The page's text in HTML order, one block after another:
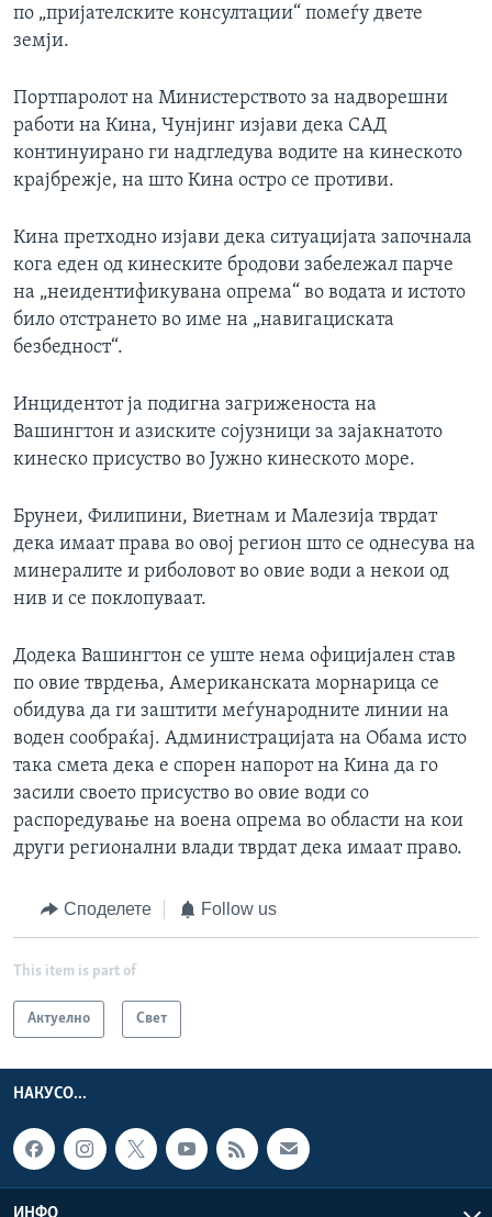
по „пријателските консултации“ помеѓу двете
земји.
Портпаролот на Министерството за надворешни
работи на Кина, Чунјинг изјави дека САД
континуирано ги надгледува водите на кинеското
крајбрежје, на што Кина остро се противи.
Кина претходно изјави дека ситуацијата започнала
кога еден од кинеските бродови забележал парче
на „неидентификувана опрема“ во водата и истото
било отстрането во име на „навигациската
безбедност“.
Инцидентот ја подигна загриженоста на
Вашингтон и азиските сојузници за зајакнатото
кинеско присуство во Јужно кинеското море.
Брунеи, Филипини, Виетнам и Малезија тврдат
дека имаат права во овој регион што се однесува на
минералите и риболовот во овие води а некои од
нив и се поклопуваат.
Додека Вашингтон се уште нема официјален став
по овие тврдења, Американската морнарица се
обидува да ги заштити меѓународните линии на
воден сообраќај. Администрацијата на Обама исто
така смета дека е спорен напорот на Кина да го
засили своето присуство во овие води со
распоредување на воена опрема во области на кои
други регионални влади тврдат дека имаат право.
Споделете Follow us
This item is part of
Актуелно Свет
НАКУСО...